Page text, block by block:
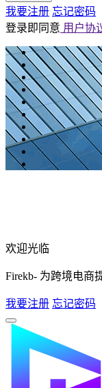
我要注册 忘记密码
登录即同意 用户协
欢迎光临
Firekb- 为跨境电商
我要注册 忘记密码